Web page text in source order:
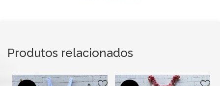
Produtos relacionados